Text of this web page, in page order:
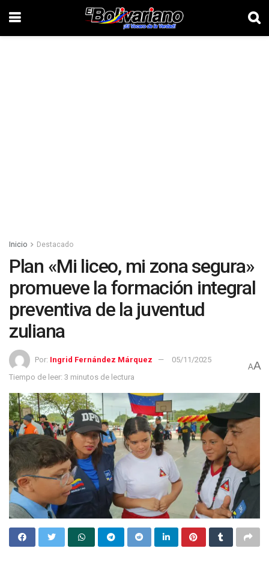
Inicio Destacado
Plan «Mi liceo, mi zona segura»
promueve la formación integral
preventiva de la juventud
zuliana
Por: Ingrid Fernández Márquez
05/11/2025
Tiempo de leer: 3 minutos de lectura
AA